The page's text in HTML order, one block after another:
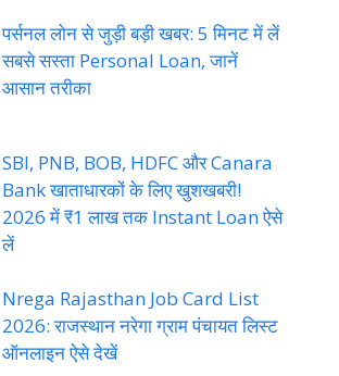
पर्सनल लोन से जुड़ी बड़ी खबर: 5 मिनट में लें
सबसे सस्ता Personal Loan, जानें
आसान तरीका
SBI, PNB, BOB, HDFC और Canara
Bank खाताधारकों के लिए खुशखबरी!
2026 में ₹1 लाख तक Instant Loan ऐसे
लें
Nrega Rajasthan Job Card List
2026: राजस्थान नरेगा ग्राम पंचायत लिस्ट
ऑनलाइन ऐसे देखें